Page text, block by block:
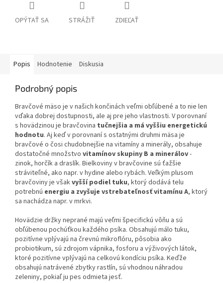
OPÝTAŤ SA STRÁŽIŤ ZDIEĽAŤ
Popis Hodnotenie Diskusia
Podrobný popis
Bravčové mäso je v našich končinách veľmi obľúbené a to nie len
vďaka dobrej dostupnosti, ale aj pre jeho vlastnosti. V porovnaní
s hovädzinou je bravčovina tučnejšia a má vyššiu energetickú
hodnotu. Aj keď v porovnaní s ostatnými druhmi mäsa je
bravčové o čosi chudobnejšie na vitamíny a minerály, obsahuje
dostatočné množstvo vitamínov skupiny B a minerálov-
zinok, horčík a draslík. Bielkoviny v bravčovine sú ťažšie
stráviteľné, ako napr. v hydine alebo rybách. Veľkým plusom
bravčoviny je všakvyšší podiel tuku, ktorý dodává telu
potrebnú energiu a zvyšuje vstrebateľnosť vitamínu A, ktorý
sa nachádza napr. v mrkvi.
Hovädzie držky neprané majú veľmi špecifickú vôňu a sú
obľúbenou pochúťkou každého psíka. Obsahujú málo tuku,
pozitívne vplývajú na črevnú mikroflóru, pôsobia ako
probiotikum, sú zdrojom vápnika, fosforu a výživových látok,
ktoré pozitívne vplývajú na celkovú kondíciu psíka. Keďže
obsahujú natrávené zbytky rastlín, sú vhodnou náhradou
zeleniny, pokiaľ ju pes odmieta jesť.